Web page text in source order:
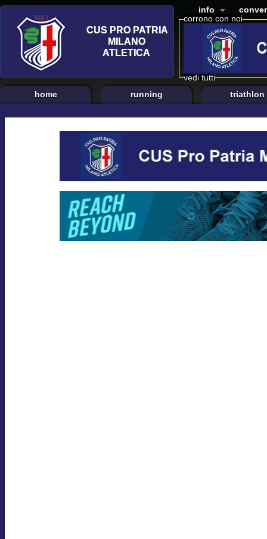
corrono con noi
vedi tutti
info
home running triathlon